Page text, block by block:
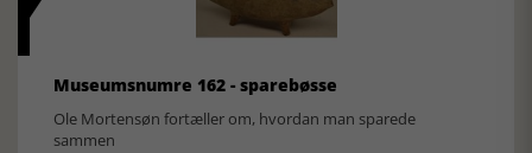
Museumsnumre 162 - sparebøsse
Ole Mortensøn fortæller om, hvordan man sparede
sammen